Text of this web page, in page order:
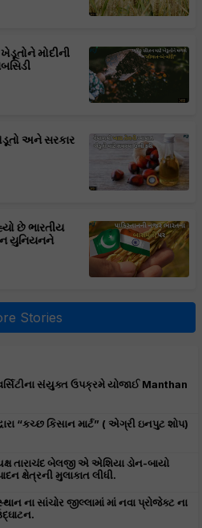
મોદીની
અને સરકાર
છે ભારતીય
યુનિયનને
Stories
સંયુક્ત ઉપક્રમે યોજાઈ Manthan
“કચ્છ કિસાન માર્ટ” ( એગ્રી ઇનપુટ શોપ)
તારાચંદ બેલજી એ એશિયા ડોન-બાયો
ક્ષેત્રની મુલાકાત લીધી.
ના સાંચોર જીલ્લામાં માં નવા પ્રોજેક્ટ ના